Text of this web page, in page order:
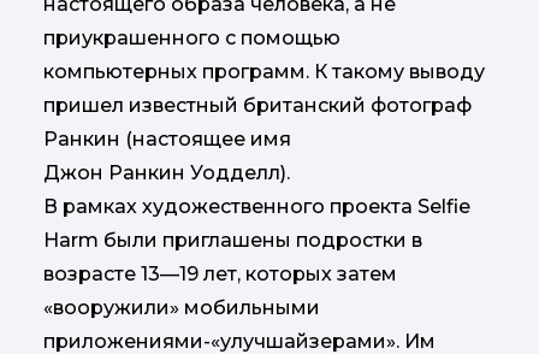
приукрашенного с помощью
компьютерных программ. К такому выводу
пришел известный британский фотограф
Ранкин (настоящее имя
Джон Ранкин Уодделл).
В рамках художественного проекта Selfie
Harm были приглашены подростки в
возрасте 13—19 лет, которых затем
«вооружили» мобильными
приложениями-«улучшайзерами». Им